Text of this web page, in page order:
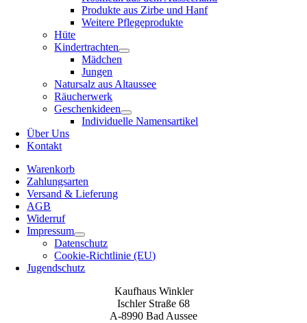
Produkte aus Zirbe und Hanf
Weitere Pflegeprodukte
Hüte
Kindertrachten
Mädchen
Jungen
Natursalz aus Altaussee
Räucherwerk
Geschenkideen
Individuelle Namensartikel
Über Uns
Kontakt
Warenkorb
Zahlungsarten
Versand & Lieferung
AGB
Widerruf
Impressum
Datenschutz
Cookie-Richtlinie (EU)
Jugendschutz
Kaufhaus Winkler
Ischler Straße 68
A-8990 Bad Aussee